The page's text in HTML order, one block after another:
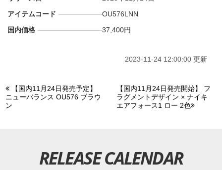
アイテムコード
OU576LNN
国内価格
37,400円
2023-11-24 12:00:00 更新
【国内11月24日発売予定】
ニューバランス OU576 ブラウ
ン
【国内11月24日発売開始】 フ
ラグメントデザイン × ナイキ
エアフォース1 ロー 2色
RELEASE CALENDAR